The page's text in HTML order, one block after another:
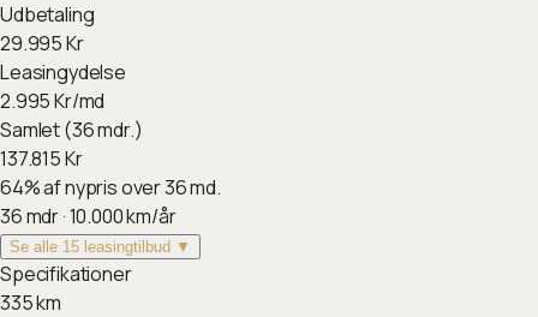
Udbetaling
29.995Kr
Leasingydelse
2.995Kr/md
Samlet (36 mdr.)
137.815Kr
64%af nypris over 36 md.
36mdr ·10.000km/år
Se alle 15 leasingtilbud ▼
Specifikationer
335km